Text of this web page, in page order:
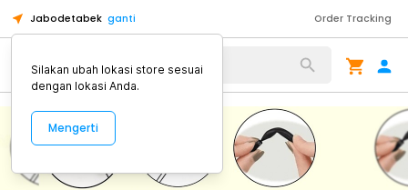
Jabodetabek ganti Order Tracking
Alat Kopi
Silakan ubah lokasi store sesuai
dengan lokasi Anda.
Mengerti